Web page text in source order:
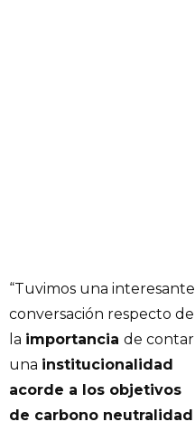
“Tuvimos una interesante
conversación respecto de
la importancia de contar
una institucionalidad
acorde a los objetivos
de carbono neutralidad